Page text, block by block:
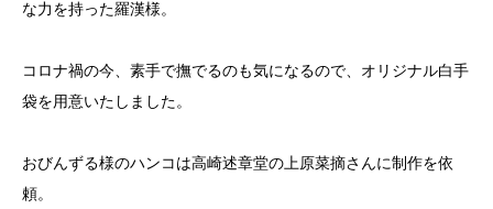
な力を持った羅漢様。
コロナ禍の今、素手で撫でるのも気になるので、オリジナル白手
袋を用意いたしました。
おびんずる様のハンコは高崎述章堂の上原菜摘さんに制作を依
頼。